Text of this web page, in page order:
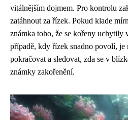
vitálnějším dojmem. Pro kontrolu
zatáhnout za řízek. Pokud klade
známka toho, že se kořeny uchytily
případě, kdy řízek snadno povolí,
pokračovat a sledovat, zda se v
známky zakořenění.